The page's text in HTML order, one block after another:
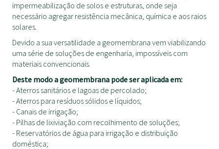
impermeabilização de solos e estruturas, onde seja
necessário agregar resistência mecânica, química e aos raios
solares.
Devido a sua versatilidade a geomembrana vem viabilizando
uma série de soluções de engenharia, impossíveis com
materiais convencionais.
Deste modo a geomembrana pode ser aplicada em:
- Aterros sanitários e lagoas de percolado;
- Aterros para resíduos sólidos e líquidos;
- Canais de irrigação;
- Pilhas de lixiviação com recolhimento de soluções;
- Reservatórios de água para irrigação e distribuição
doméstica;